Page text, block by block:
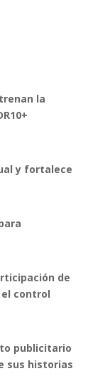
la
y fortalece
de
el control
publicitario
sus historias